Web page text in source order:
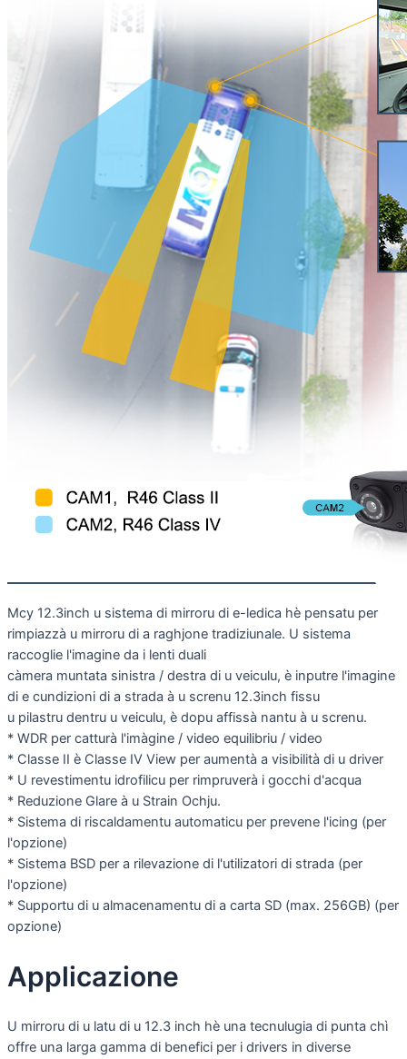
Mcy 12.3inch u sistema di mirroru di e-ledica hè pensatu per
rimpiazzà u mirroru di a raghjone tradiziunale. U sistema
raccoglie l'imagine da i lenti duali
càmera muntata sinistra / destra di u veiculu, è inputre l'imagine
di e cundizioni di a strada à u screnu 12.3inch fissu
u pilastru dentru u veiculu, è dopu affissà nantu à u screnu.
* WDR per catturà l'imàgine / video equilibriu / video
* Classe II è Classe IV View per aumentà a visibilità di u driver
* U revestimentu idrofilicu per rimpruverà i gocchi d'acqua
* Reduzione Glare à u Strain Ochju.
* Sistema di riscaldamentu automaticu per prevene l'icing (per
l'opzione)
* Sistema BSD per a rilevazione di l'utilizatori di strada (per
l'opzione)
* Supportu di u almacenamentu di a carta SD (max. 256GB) (per
opzione)
Applicazione
U mirroru di u latu di u 12.3 inch hè una tecnulugia di punta chì
offre una larga gamma di benefici per i drivers in diverse